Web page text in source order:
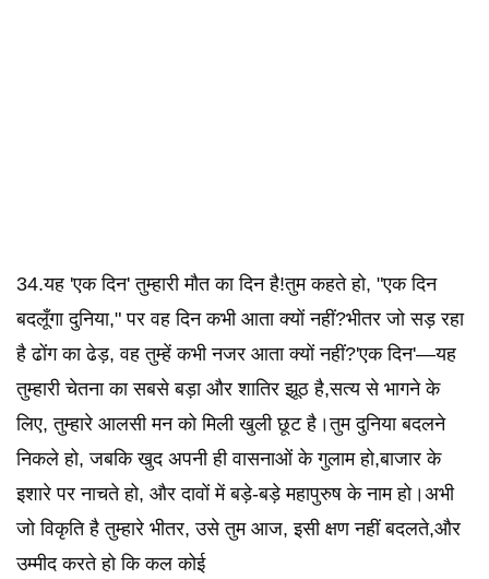
34.यह 'एक दिन' तुम्हारी मौत का दिन है!तुम कहते हो, "एक दिन
बदलूँगा दुनिया," पर वह दिन कभी आता क्यों नहीं?भीतर जो सड़ रहा
है ढोंग का ढेड़, वह तुम्हें कभी नजर आता क्यों नहीं?'एक दिन'—यह
तुम्हारी चेतना का सबसे बड़ा और शातिर झूठ है,सत्य से भागने के
लिए, तुम्हारे आलसी मन को मिली खुली छूट है।तुम दुनिया बदलने
निकले हो, जबकि खुद अपनी ही वासनाओं के गुलाम हो,बाजार के
इशारे पर नाचते हो, और दावों में बड़े-बड़े महापुरुष के नाम हो।अभी
जो विकृति है तुम्हारे भीतर, उसे तुम आज, इसी क्षण नहीं बदलते,और
उम्मीद करते हो कि कल कोई